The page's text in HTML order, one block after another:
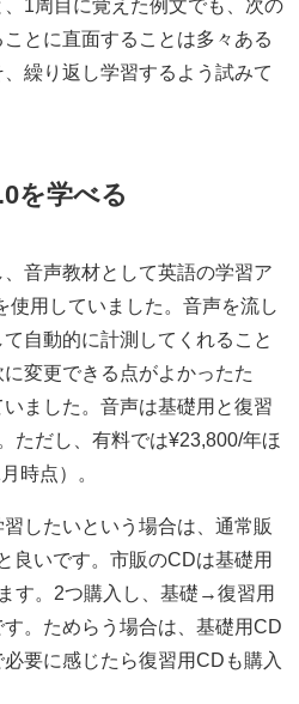
1周目に覚えた例文でも、次の
とに直面することは多々ある
繰り返し学習するよう試みて
を学べる
音声教材として英語の学習ア
用していました。音声を流し
自動的に計測してくれること
変更できる点がよかったた
ました。音声は基礎用と復習
ただし、有料では¥23,800/年ほ
時点）。
したいという場合は、通常販
良いです。市販のCDは基礎用
す。2つ購入し、基礎→復習用
。ためらう場合は、基礎用CD
要に感じたら復習用CDも購入